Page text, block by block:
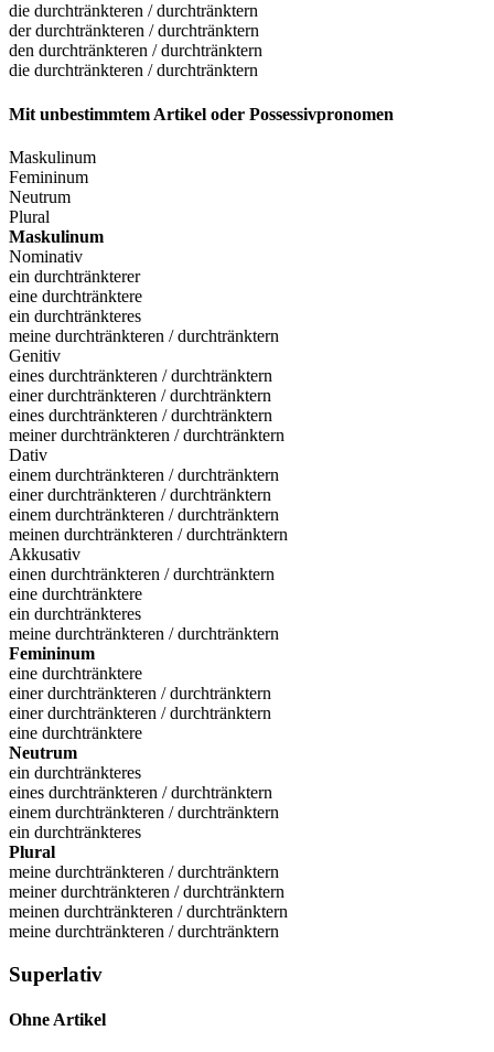
die durchtränkteren / durchtränktern
der durchtränkteren / durchtränktern
den durchtränkteren / durchtränktern
die durchtränkteren / durchtränktern
Mit unbestimmtem Artikel oder Possessivpronomen
Maskulinum
Femininum
Neutrum
Plural
Maskulinum
Nominativ
ein durchtränkterer
eine durchtränktere
ein durchtränkteres
meine durchtränkteren / durchtränktern
Genitiv
eines durchtränkteren / durchtränktern
einer durchtränkteren / durchtränktern
eines durchtränkteren / durchtränktern
meiner durchtränkteren / durchtränktern
Dativ
einem durchtränkteren / durchtränktern
einer durchtränkteren / durchtränktern
einem durchtränkteren / durchtränktern
meinen durchtränkteren / durchtränktern
Akkusativ
einen durchtränkteren / durchtränktern
eine durchtränktere
ein durchtränkteres
meine durchtränkteren / durchtränktern
Femininum
eine durchtränktere
einer durchtränkteren / durchtränktern
einer durchtränkteren / durchtränktern
eine durchtränktere
Neutrum
ein durchtränkteres
eines durchtränkteren / durchtränktern
einem durchtränkteren / durchtränktern
ein durchtränkteres
Plural
meine durchtränkteren / durchtränktern
meiner durchtränkteren / durchtränktern
meinen durchtränkteren / durchtränktern
meine durchtränkteren / durchtränktern
Superlativ
Ohne Artikel